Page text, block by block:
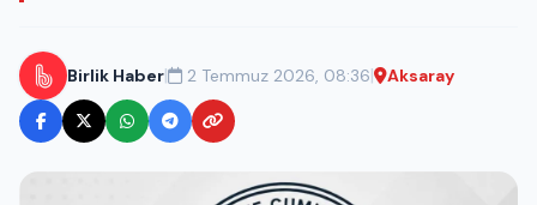
Birlik Haber| 2 Temmuz 2026, 08:36| Aksaray